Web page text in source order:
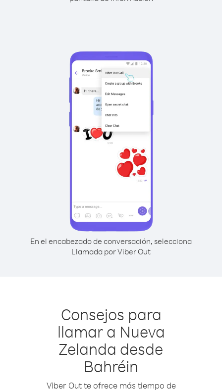
En el encabezado de conversación, selecciona
Llamada por Viber Out
Consejos para
llamar a Nueva
Zelanda desde
Bahréin
Viber Out te ofrece más tiempo de